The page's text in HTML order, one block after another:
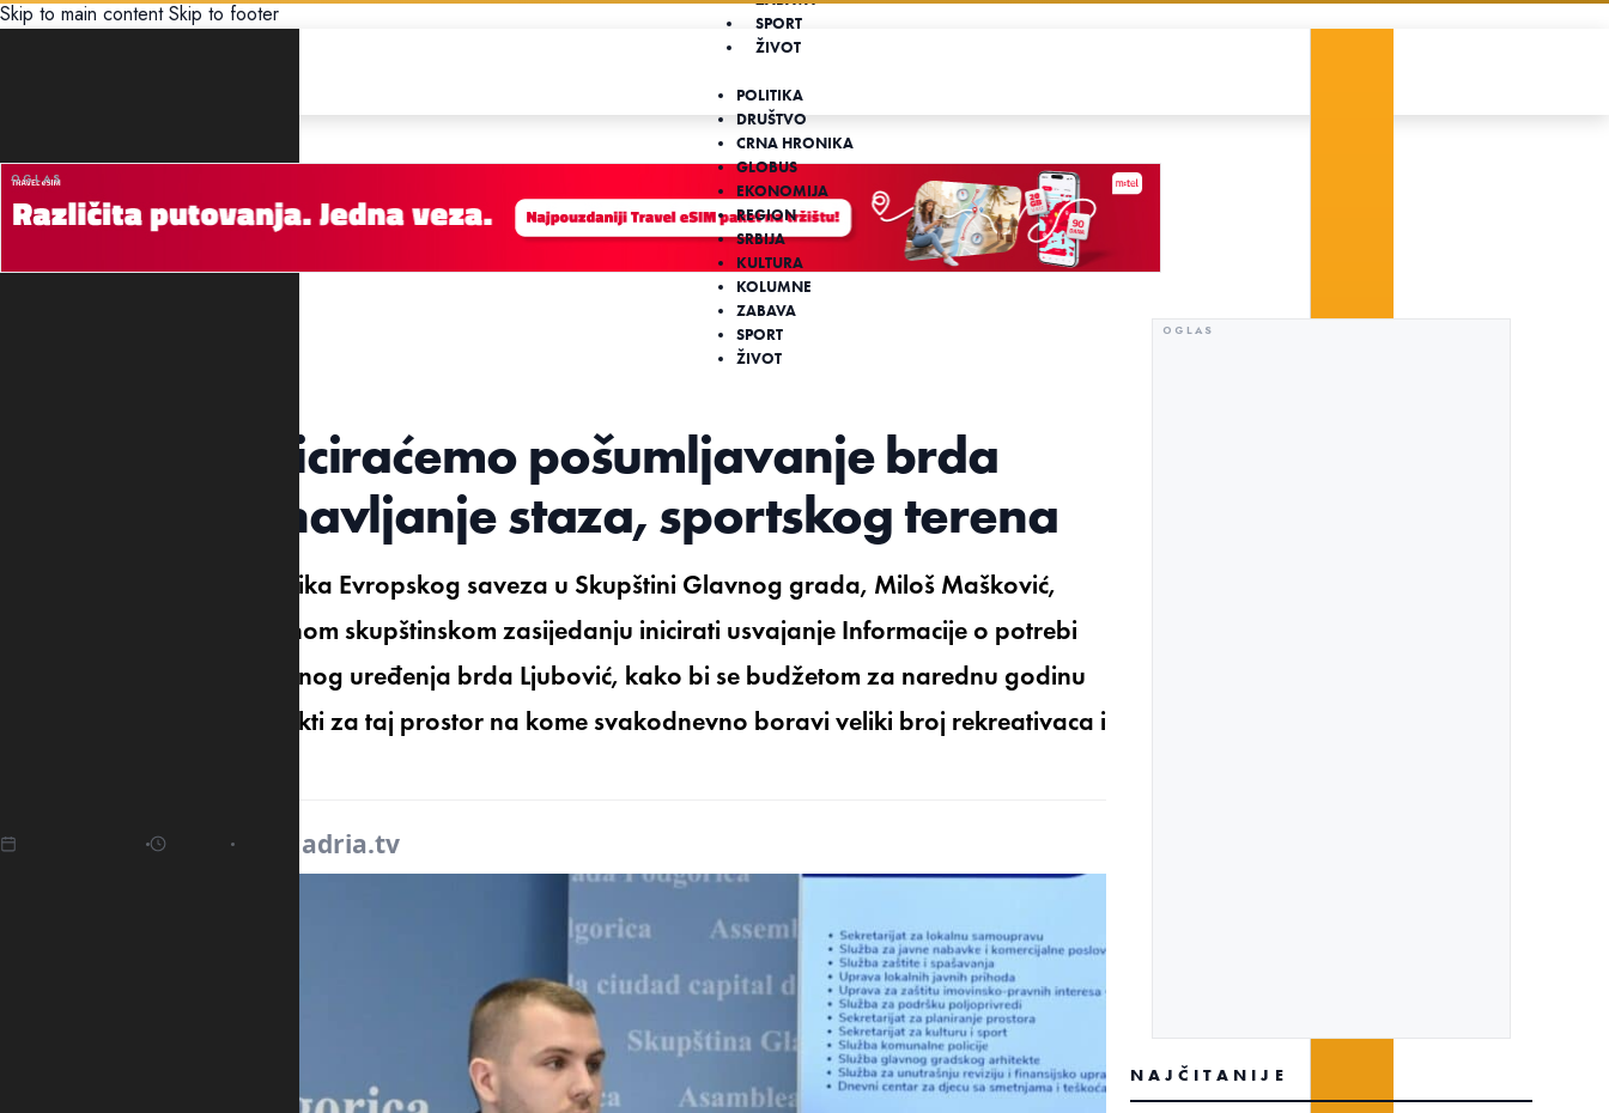
Skip to main content Skip to footer
SPORT
ŽIVOT
POLITIKA
DRUŠTVO
CRNA HRONIKA
GLOBUS
EKONOMIJA
REGION
SRBIJA
KULTURA
KOLUMNE
ZABAVA
SPORT
ŽIVOT
Mašković: Iniciraćemo pošumljavanje brda
Ljubović, obnavljanje staza, sportskog terena
Predsjednik Kluba odbornika Evropskog saveza u Skupštini Glavnog grada, Miloš Mašković,
najavio je da će na narednom skupštinskom zasijedanju inicirati usvajanje Informacije o potrebi
revitalizacije i infrastrukturnog uređenja brda Ljubović, kako bi se budžetom za narednu godinu
predvidjeli konkretni projekti za taj prostor na kome svakodnevno boravi veliki broj rekreativaca i
adria.tv
NAJČITANIJE